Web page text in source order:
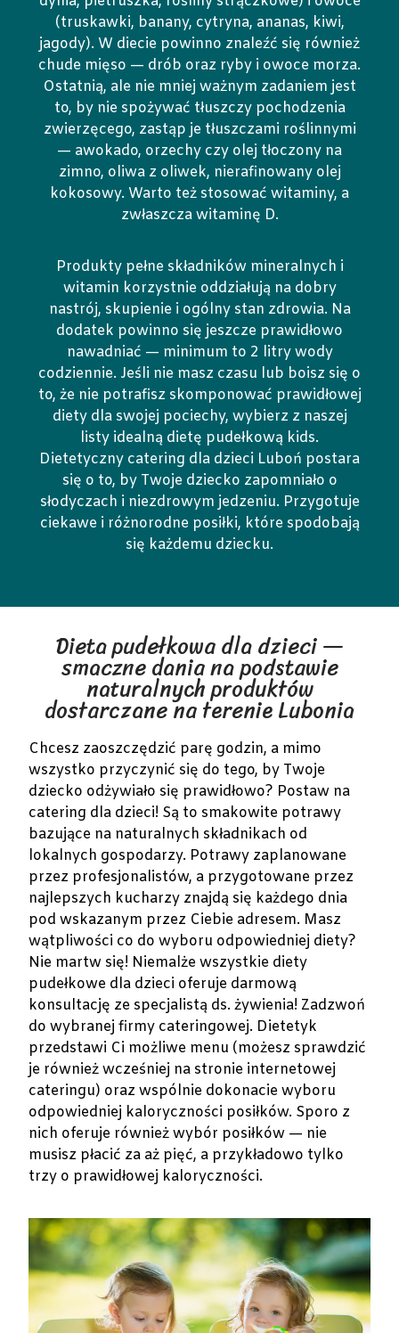
(truskawki, banany, cytryna, ananas, kiwi,
jagody). W diecie powinno znaleźć się również
chude mięso — drób oraz ryby i owoce morza.
Ostatnią, ale nie mniej ważnym zadaniem jest
to, by nie spożywać tłuszczy pochodzenia
zwierzęcego, zastąp je tłuszczami roślinnymi
— awokado, orzechy czy olej tłoczony na
zimno, oliwa z oliwek, nierafinowany olej
kokosowy. Warto też stosować witaminy, a
zwłaszcza witaminę D.
Produkty pełne składników mineralnych i
witamin korzystnie oddziałują na dobry
nastrój, skupienie i ogólny stan zdrowia. Na
dodatek powinno się jeszcze prawidłowo
nawadniać — minimum to 2 litry wody
codziennie. Jeśli nie masz czasu lub boisz się o
to, że nie potrafisz skomponować prawidłowej
diety dla swojej pociechy, wybierz z naszej
listy idealną dietę pudełkową kids.
Dietetyczny catering dla dzieci Luboń postara
się o to, by Twoje dziecko zapomniało o
słodyczach i niezdrowym jedzeniu. Przygotuje
ciekawe i różnorodne posiłki, które spodobają
się każdemu dziecku.
Dieta pudełkowa dla dzieci —
smaczne dania na podstawie
naturalnych produktów
dostarczane na terenie Lubonia
Chcesz zaoszczędzić parę godzin, a mimo
wszystko przyczynić się do tego, by Twoje
dziecko odżywiało się prawidłowo? Postaw na
catering dla dzieci! Są to smakowite potrawy
bazujące na naturalnych składnikach od
lokalnych gospodarzy. Potrawy zaplanowane
przez profesjonalistów, a przygotowane przez
najlepszych kucharzy znajdą się każdego dnia
pod wskazanym przez Ciebie adresem. Masz
wątpliwości co do wyboru odpowiedniej diety?
Nie martw się! Niemalże wszystkie diety
pudełkowe dla dzieci oferuje darmową
konsultację ze specjalistą ds. żywienia! Zadzwoń
do wybranej firmy cateringowej. Dietetyk
przedstawi Ci możliwe menu (możesz sprawdzić
je również wcześniej na stronie internetowej
cateringu) oraz wspólnie dokonacie wyboru
odpowiedniej kaloryczności posiłków. Sporo z
nich oferuje również wybór posiłków — nie
musisz płacić za aż pięć, a przykładowo tylko
trzy o prawidłowej kaloryczności.